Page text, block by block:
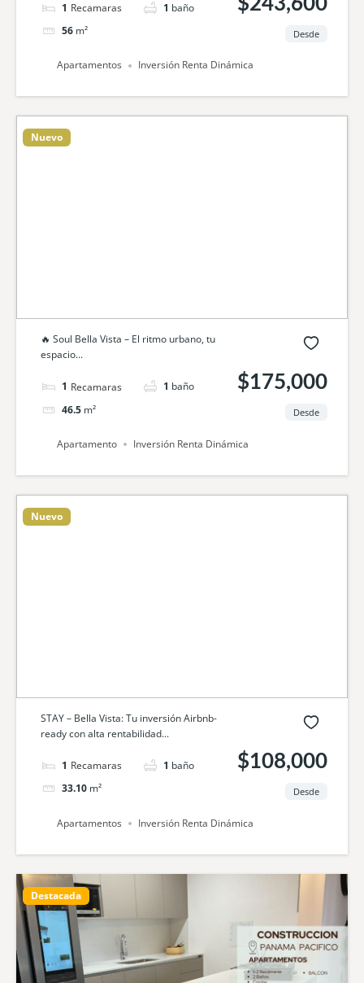
1 cama 1 baño
56 m² Desde
Apartamentos Inversión Renta Dinámica
Nuevo
🔥 Soul Bella Vista – El ritmo urbano, tu
espacio...
1 cama 1 baño
46.5 m²
$175,000
Desde
Apartamento Inversión Renta Dinámica
Nuevo
STAY – Bella Vista: Tu inversión Airbnb-
ready con alta rentabilidad...
1 cama 1 baño
33.10 m²
$108,000
Desde
Apartamentos Inversión Renta Dinámica
Destacada